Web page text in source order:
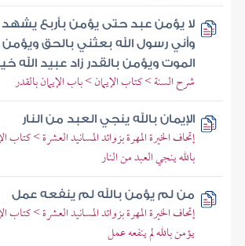
لا يؤمن عبد حتى يؤمن بأربع يشهد أن
وأني رسول الله بعثني بالحق
الموت ويؤمن بالقدر زاد عبيد الله
شرح السنة > كتاب الإيمان > باب الإيمان بالقدر
الإيمان بالله ينجي العبد من النار
إتحاف الخيرة المهرة بزوائد المسانيد العشرة > كتاب
بالله ينجي العبد من النار
من لم يؤمن بالله لم ينفعه عمل
إتحاف الخيرة المهرة بزوائد المسانيد العشرة > كتاب
يؤمن بالله لم ينفعه عمل